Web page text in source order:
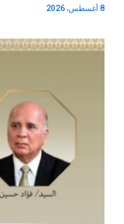
8 أغسطس، 2026